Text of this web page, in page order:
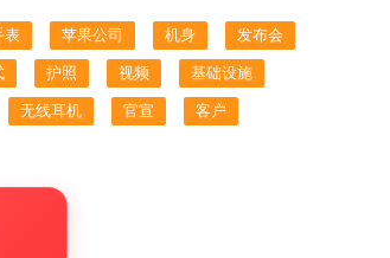
表 苹果公司 机身 发布会
护照 视频 基础设施
无线耳机 官宣 客户